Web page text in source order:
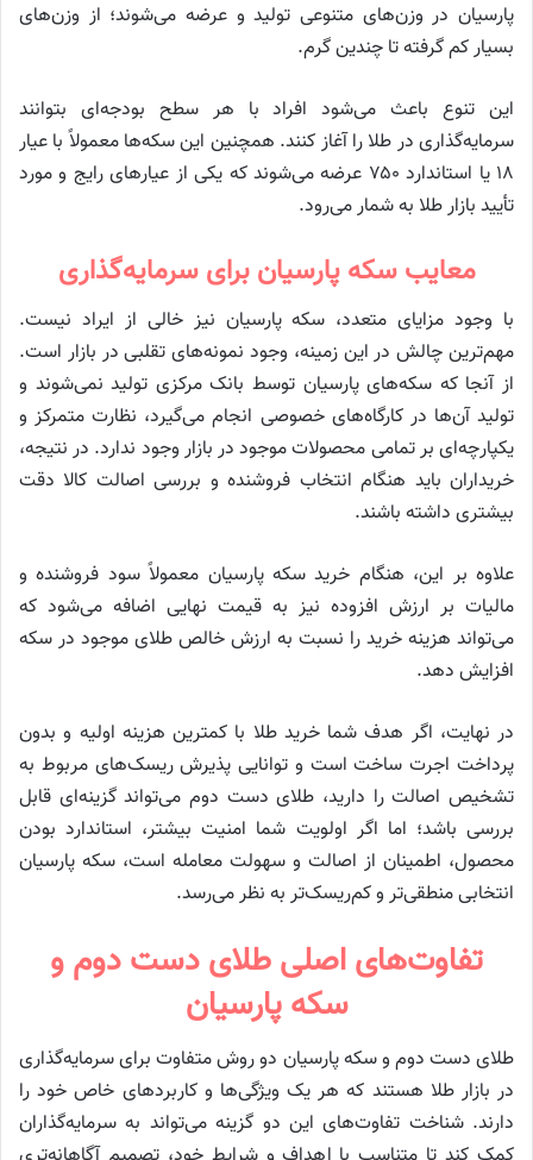
پارسیان در وزن‌های متنوعی تولید و عرضه می‌شوند؛ از وزن‌های
بسیار کم گرفته تا چندین گرم.
این تنوع باعث می‌شود افراد با هر سطح بودجه‌ای بتوانند
سرمایه‌گذاری در طلا را آغاز کنند. همچنین این سکه‌ها معمولاً با عیار
۱۸ یا استاندارد ۷۵۰ عرضه می‌شوند که یکی از عیارهای رایج و مورد
تأیید بازار طلا به شمار می‌رود.
معایب سکه پارسیان برای سرمایه‌گذاری
با وجود مزایای متعدد، سکه پارسیان نیز خالی از ایراد نیست.
مهم‌ترین چالش در این زمینه، وجود نمونه‌های تقلبی در بازار است.
از آنجا که سکه‌های پارسیان توسط بانک مرکزی تولید نمی‌شوند و
تولید آن‌ها در کارگاه‌های خصوصی انجام می‌گیرد، نظارت متمرکز و
یکپارچه‌ای بر تمامی محصولات موجود در بازار وجود ندارد. در نتیجه،
خریداران باید هنگام انتخاب فروشنده و بررسی اصالت کالا دقت
بیشتری داشته باشند.
علاوه بر این، هنگام خرید سکه پارسیان معمولاً سود فروشنده و
مالیات بر ارزش افزوده نیز به قیمت نهایی اضافه می‌شود که
می‌تواند هزینه خرید را نسبت به ارزش خالص طلای موجود در سکه
افزایش دهد.
در نهایت، اگر هدف شما خرید طلا با کمترین هزینه اولیه و بدون
پرداخت اجرت ساخت است و توانایی پذیرش ریسک‌های مربوط به
تشخیص اصالت را دارید، طلای دست دوم می‌تواند گزینه‌ای قابل
بررسی باشد؛ اما اگر اولویت شما امنیت بیشتر، استاندارد بودن
محصول، اطمینان از اصالت و سهولت معامله است، سکه پارسیان
انتخابی منطقی‌تر و کم‌ریسک‌تر به نظر می‌رسد.
تفاوت‌های اصلی طلای دست دوم و
سکه پارسیان
طلای دست دوم و سکه پارسیان دو روش متفاوت برای سرمایه‌گذاری
در بازار طلا هستند که هر یک ویژگی‌ها و کاربردهای خاص خود را
دارند. شناخت تفاوت‌های این دو گزینه می‌تواند به سرمایه‌گذاران